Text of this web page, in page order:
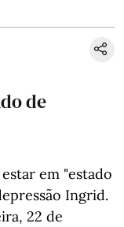
de
em "estado
Ingrid.
22 de